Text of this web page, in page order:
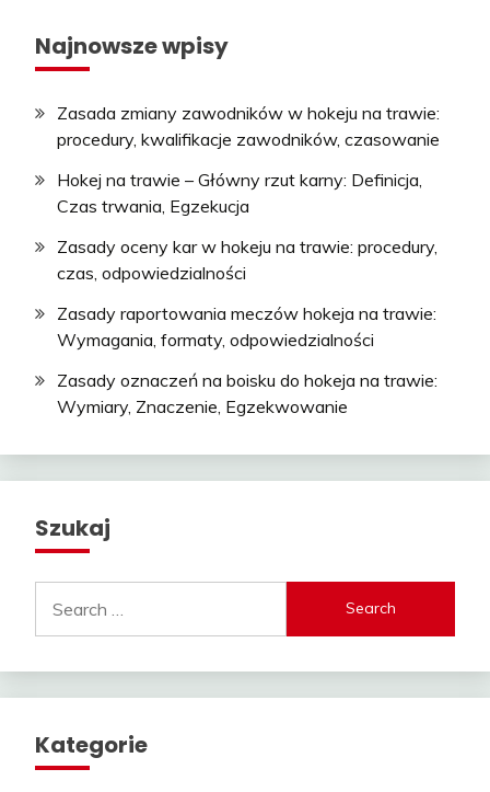
Najnowsze wpisy
Zasada zmiany zawodników w hokeju na trawie:
procedury, kwalifikacje zawodników, czasowanie
Hokej na trawie – Główny rzut karny: Definicja,
Czas trwania, Egzekucja
Zasady oceny kar w hokeju na trawie: procedury,
czas, odpowiedzialności
Zasady raportowania meczów hokeja na trawie:
Wymagania, formaty, odpowiedzialności
Zasady oznaczeń na boisku do hokeja na trawie:
Wymiary, Znaczenie, Egzekwowanie
Szukaj
for:
Kategorie